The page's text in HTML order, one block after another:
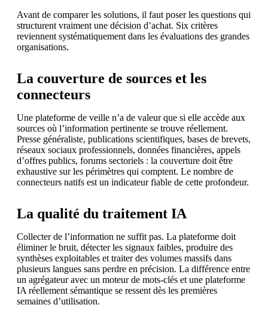
Avant de comparer les solutions, il faut poser les questions qui
structurent vraiment une décision d’achat. Six critères
reviennent systématiquement dans les évaluations des grandes
organisations.
La couverture de sources et les
connecteurs
Une plateforme de veille n’a de valeur que si elle accède aux
sources où l’information pertinente se trouve réellement.
Presse généraliste, publications scientifiques, bases de brevets,
réseaux sociaux professionnels, données financières, appels
d’offres publics, forums sectoriels : la couverture doit être
exhaustive sur les périmètres qui comptent. Le nombre de
connecteurs natifs est un indicateur fiable de cette profondeur.
La qualité du traitement IA
Collecter de l’information ne suffit pas. La plateforme doit
éliminer le bruit, détecter les signaux faibles, produire des
synthèses exploitables et traiter des volumes massifs dans
plusieurs langues sans perdre en précision. La différence entre
un agrégateur avec un moteur de mots-clés et une plateforme
IA réellement sémantique se ressent dès les premières
semaines d’utilisation.